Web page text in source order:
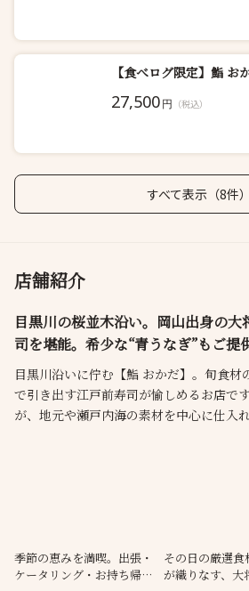
【食べログ限定】鮨
27,500円 （税込）
すべて表示（8件）
店舗紹介
目黒川の桜並木沿い。岡山出身の
司を堪能。希少な“青うなぎ”もご提
目黒川沿いに佇む【鮨 おかだ】。旬食材
で引き出す江戸前寿司が愉しめるお店で
が、地元や瀬戸内海の素材を中心に仕入
季節の恵みを満喫。出張・
ケータリング・お持ち帰り
その日の厳選食
が織りなす、大